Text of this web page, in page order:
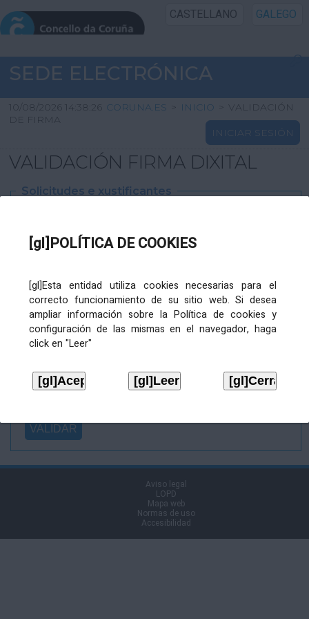
[gl]POLÍTICA DE COOKIES
[gl]Esta entidad utiliza cookies necesarias para el
correcto funcionamiento de su sitio web. Si desea
ampliar información sobre la Política de cookies y
configuración de las mismas en el navegador, haga
click en "Leer"
CASTELLANO GALEGO
INICIO SEDE
INICIO
INFORMACIÓN PÚBLICA
SEDE ELECTRÓNICA
10/08/2026 14:38:26 CORUNA.ES > INICIO >
VALIDACIÓN
DE FIRMA
INICIAR SESIÓN
VALIDACIÓN FIRMA DIXITAL
Solicitudes e xustificantes
XML
Ficheiros varios
Ficheiro
asinado:
firma (.p7s):
Aviso legal
LOPD
Mapa web
Normas de uso
Accesibilidad